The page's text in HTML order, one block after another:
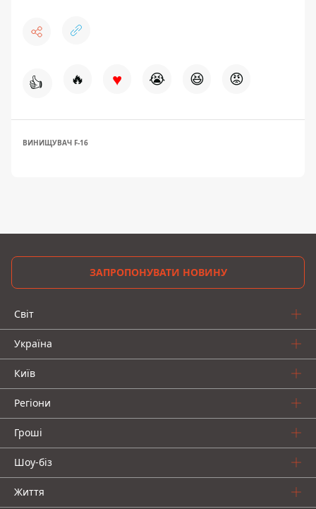
👍 🔥 ♥ 😭 😆 😡
ВИНИЩУВАЧ F-16
ЗАПРОПОНУВАТИ НОВИНУ
Світ
Україна
Київ
Регіони
Гроші
Шоу-біз
Життя